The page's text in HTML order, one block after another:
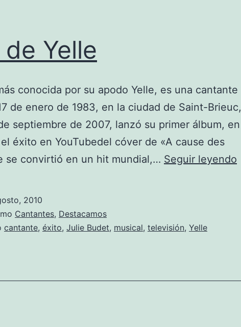
Yelle
conocida por su apodo Yelle, es una cantante
de enero de 1983, en la ciudad de Saint-Brieuc,
septiembre de 2007, lanzó su primer álbum, en
éxito en YouTubedel cóver de «A cause des
se convirtió en un hit mundial,… Seguir leyendo
2010
Cantantes, Destacamos
cantante, éxito, Julie Budet, musical, televisión, Yelle